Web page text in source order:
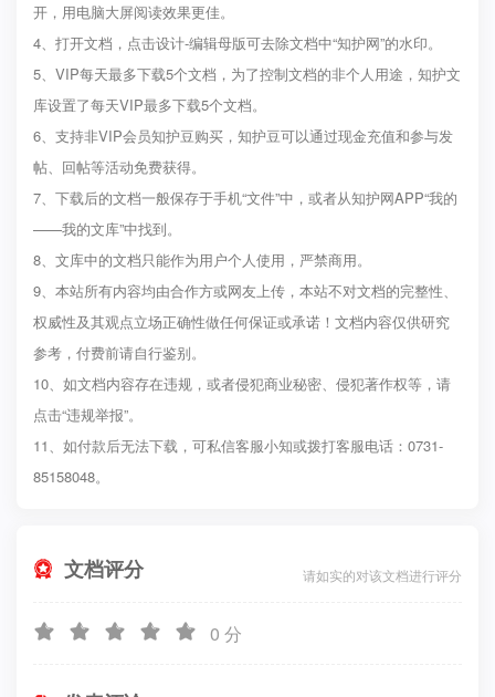
开，用电脑大屏阅读效果更佳。
4、打开文档，点击设计-编辑母版可去除文档中“知护网”的水印。
5、VIP每天最多下载5个文档，为了控制文档的非个人用途，知护文
库设置了每天VIP最多下载5个文档。
6、支持非VIP会员知护豆购买，知护豆可以通过现金充值和参与发
帖、回帖等活动免费获得。
7、下载后的文档一般保存于手机“文件”中，或者从知护网APP“我的
——我的文库”中找到。
8、文库中的文档只能作为用户个人使用，严禁商用。
9、本站所有内容均由合作方或网友上传，本站不对文档的完整性、
权威性及其观点立场正确性做任何保证或承诺！文档内容仅供研究
参考，付费前请自行鉴别。
10、如文档内容存在违规，或者侵犯商业秘密、侵犯著作权等，请
点击“违规举报”。
11、如付款后无法下载，可私信客服小知或拨打客服电话：0731-
85158048。
请如实的对该文档进行评分
 文档评分
     0 分